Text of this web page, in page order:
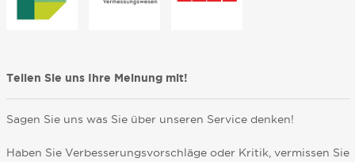
Teilen Sie uns Ihre Meinung mit!
Sagen Sie uns was Sie über unseren Service denken!
Haben Sie Verbesserungsvorschläge oder Kritik, vermissen Sie